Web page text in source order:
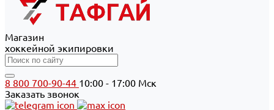
Магазин
хоккейной экипировки
8 800 700-90-44 10:00 - 17:00 Мск
Заказать звонок